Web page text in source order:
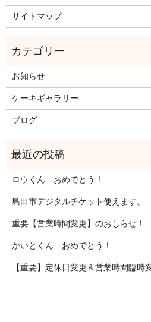
サイトマップ
お知らせ
ケーキギャラリー
ブログ
ロウくん おめでとう！
島田市デジタルチケット使えます。
重要【営業時間変更】のおしらせ！
かいとくん おめでとう！
【重要】定休日変更＆営業時間臨時